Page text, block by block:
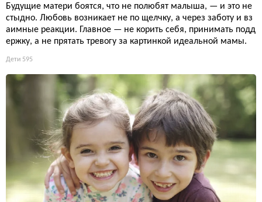
Будущие матери боятся, что не полюбят малыша, — и это не
стыдно. Любовь возникает не по щелчку, а через заботу и вз
аимные реакции. Главное — не корить себя, принимать подд
ержку, а не прятать тревогу за картинкой идеальной мамы.
Дети 595